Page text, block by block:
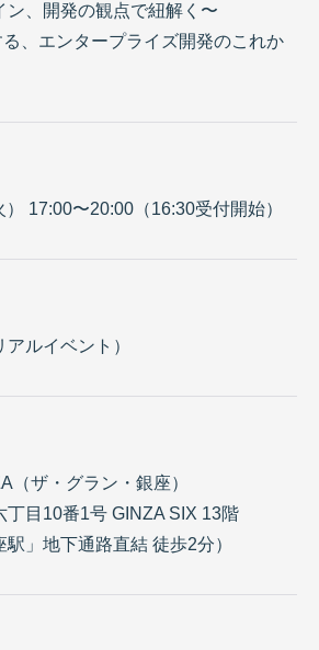
ン、開発の観点で紐解く〜
、エンタープライズ開発のこれか
） 17:00〜20:00 （16:30受付開始）
アルイベント）
（ザ・グラン・銀座）
丁目10番1号 GINZA SIX 13階
駅」地下通路直結 徒歩2分）